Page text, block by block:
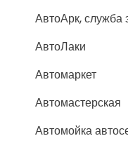
АвтоАрк, служба
АвтоЛаки
Автомаркет
Автомастерская
Автомойка